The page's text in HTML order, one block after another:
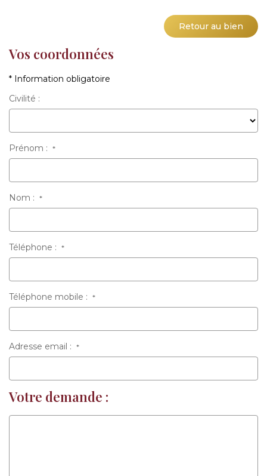
Retour au bien
Vos coordonnées
* Information obligatoire
Civilité :
Prénom : *
Nom : *
Téléphone : *
Téléphone mobile : *
Adresse email : *
Votre demande :